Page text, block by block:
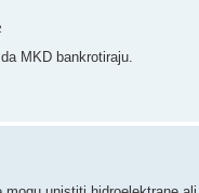
MKD bankrotiraju.